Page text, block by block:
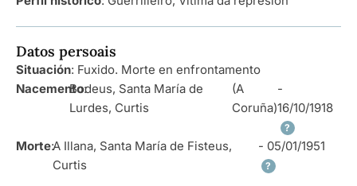
Datos persoais
Situación: Fuxido. Morte en enfrontamento
Nacemento:
Bodeus, Santa María de
Lurdes, Curtis
(A
Coruña)
-
16/10/1918
?
Morte:A Illana, Santa María de Fisteus,
Curtis
- 05/01/1951
?